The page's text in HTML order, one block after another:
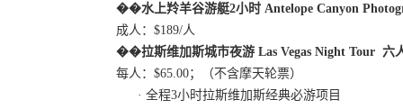
��水上羚羊谷游艇2小时 Antelope Canyon
成人： $189/人
��拉斯维加斯城市夜游 Las Vegas Night Tour 六
每人： $65.00；（不含摩天轮票）
· 全程3小时拉斯维加斯经典必游项目